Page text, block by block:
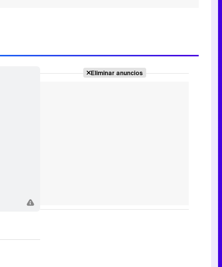
Eliminar anuncios